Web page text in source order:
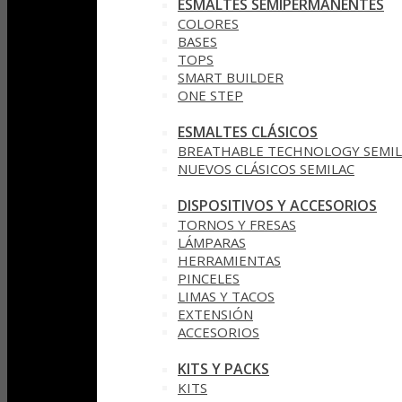
ESMALTES SEMIPERMANENTES
COLORES
BASES
TOPS
SMART BUILDER
ONE STEP
ESMALTES CLÁSICOS
BREATHABLE TECHNOLOGY
NUEVOS CLÁSICOS SEMILAC
DISPOSITIVOS Y ACCESORIOS
TORNOS Y FRESAS
LÁMPARAS
HERRAMIENTAS
PINCELES
LIMAS Y TACOS
EXTENSIÓN
ACCESORIOS
KITS Y PACKS
KITS